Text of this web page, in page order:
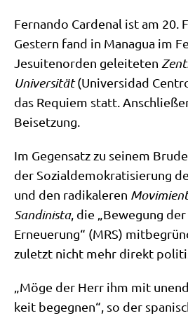
Fer­nan­do Car­denal ist am 20.
Gestern fand in Mana­gua im
Jesui­ten­or­den gelei­te­ten
Uni­ver­si­tät(Uni­ver­si­dad
das Requi­em statt.
Beisetzung.
Im Gegen­satz zu sei­nem
der Sozi­al­de­mo­kra­ti­sie­rung
und den radi­ka­le­ren
San­di­ni­sta, die „Bewe­gung
Erneue­rung“ (MRS)
zuletzt nicht mehr direkt
„Möge der Herr ihm mit
keit begeg­nen“, so der